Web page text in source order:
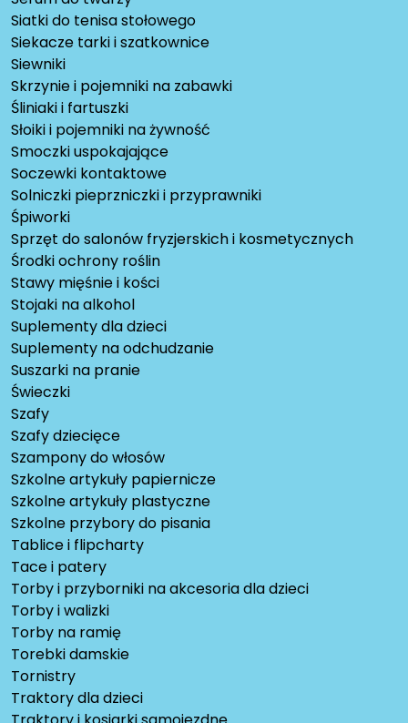
Siatki do tenisa stołowego
Siekacze tarki i szatkownice
Siewniki
Skrzynie i pojemniki na zabawki
Śliniaki i fartuszki
Słoiki i pojemniki na żywność
Smoczki uspokajające
Soczewki kontaktowe
Solniczki pieprzniczki i przyprawniki
Śpiworki
Sprzęt do salonów fryzjerskich i kosmetycznych
Środki ochrony roślin
Stawy mięśnie i kości
Stojaki na alkohol
Suplementy dla dzieci
Suplementy na odchudzanie
Suszarki na pranie
Świeczki
Szafy
Szafy dziecięce
Szampony do włosów
Szkolne artykuły papiernicze
Szkolne artykuły plastyczne
Szkolne przybory do pisania
Tablice i flipcharty
Tace i patery
Torby i przyborniki na akcesoria dla dzieci
Torby i walizki
Torby na ramię
Torebki damskie
Tornistry
Traktory dla dzieci